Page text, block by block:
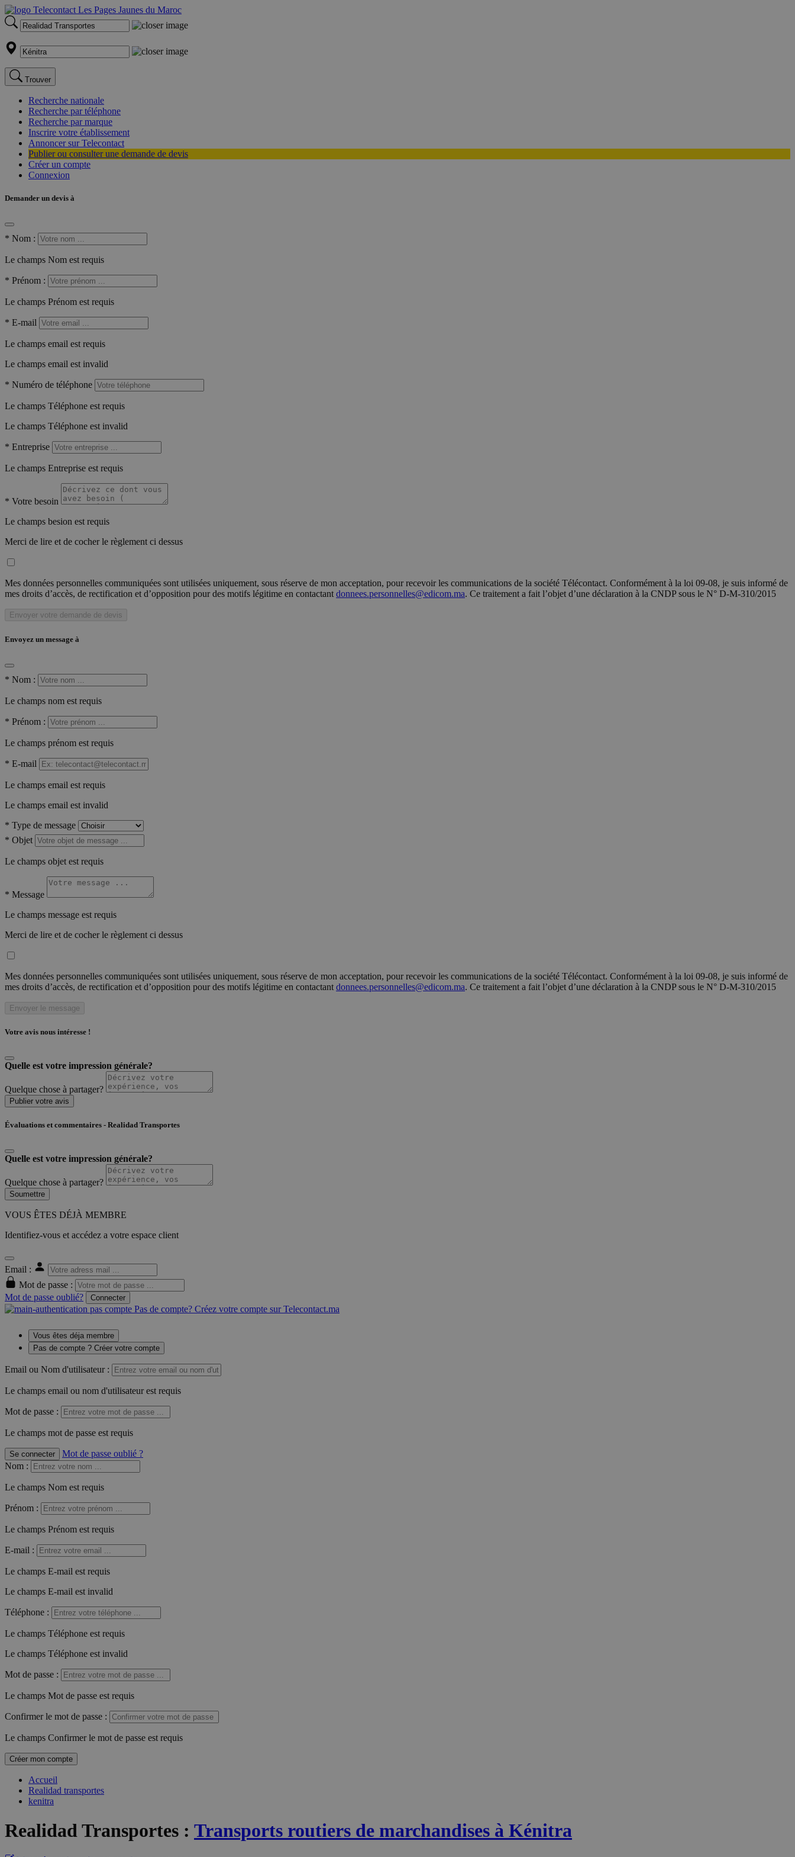
Trouver
Recherche nationale
Recherche par téléphone
Recherche par marque
Inscrire votre établissement
Annoncer sur Telecontact
Publier ou consulter une demande de devis
Créer un compte
Connexion
Demander un devis à
* Nom :
Le champs Nom est requis
* Prénom :
Le champs Prénom est requis
* E-mail
Le champs email est requis
Le champs email est invalid
* Numéro de téléphone
Le champs Téléphone est requis
Le champs Téléphone est invalid
* Entreprise
Le champs Entreprise est requis
* Votre besoin
Le champs besion est requis
Merci de lire et de cocher le règlement ci dessus
Mes données personnelles communiquées sont utilisées uniquement, sous réserve de mon acceptation, pour recevoir les communications de la société Télécontact. Conformément à la loi 09-08, je suis informé de
mes droits d’accès, de rectification et d’opposition pour des motifs légitime en contactant donnees.personnelles@edicom.ma. Ce traitement a fait l’objet d’une déclaration à la CNDP sous le N° D-M-310/2015
Envoyer votre demande de devis
Envoyez un message à
* Nom :
Le champs nom est requis
* Prénom :
Le champs prénom est requis
* E-mail
Le champs email est requis
Le champs email est invalid
* Type de message
* Objet
Le champs objet est requis
* Message
Le champs message est requis
Merci de lire et de cocher le règlement ci dessus
Mes données personnelles communiquées sont utilisées uniquement, sous réserve de mon acceptation, pour recevoir les communications de la société Télécontact. Conformément à la loi 09-08, je suis informé de
mes droits d’accès, de rectification et d’opposition pour des motifs légitime en contactant donnees.personnelles@edicom.ma. Ce traitement a fait l’objet d’une déclaration à la CNDP sous le N° D-M-310/2015
Envoyer le message
Votre avis nous intéresse !
Quelle est votre impression générale?
Quelque chose à partager?
Publier votre avis
Évaluations et commentaires - Realidad Transportes
Quelle est votre impression générale?
Quelque chose à partager?
Soumettre
VOUS ÊTES DÉJÀ MEMBRE
Identifiez-vous et accédez a votre espace client
Email :
Mot de passe :
Mot de passe oublié?
Connecter
Pas de compte? Créez votre compte sur Telecontact.ma
Vous êtes déja membre
Pas de compte ? Créer votre compte
Email ou Nom d'utilisateur :
Le champs email ou nom d'utilisateur est requis
Mot de passe :
Le champs mot de passe est requis
Se connecter
Mot de passe oublié ?
Nom :
Le champs Nom est requis
Prénom :
Le champs Prénom est requis
E-mail :
Le champs E-mail est requis
Le champs E-mail est invalid
Téléphone :
Le champs Téléphone est requis
Le champs Téléphone est invalid
Mot de passe :
Le champs Mot de passe est requis
Confirmer le mot de passe :
Le champs Confirmer le mot de passe est requis
Créer mon compte
Accueil
Realidad transportes
kenitra
Realidad Transportes : Transports routiers de marchandises à Kénitra